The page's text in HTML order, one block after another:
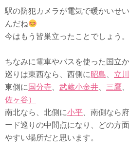
駅の防犯カメラが電気で暖かいせ
んだね
今はもう皆巣立ったことでしょう。
ちなみに電車やバスを使った国立
巡りは東西なら、西側に昭島 立川
東側に 国分寺 武蔵小金井 三鷹
佐ヶ谷）
南北なら、北側に小平 、南側なら
ード巡りの中間点になり、どの方
やすい場所だと思います。